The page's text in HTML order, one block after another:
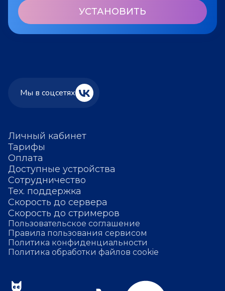
УСТАНОВИТЬ
Личный кабинет
Тарифы
Оплата
Доступные устройства
Сотрудничество
Тех. поддержка
Скорость до сервера
Скорость до стримеров
Пользовательское соглашение
Правила пользования сервисом
Политика конфиденциальности
Политика обработки файлов cookie
Мы в соцсетях